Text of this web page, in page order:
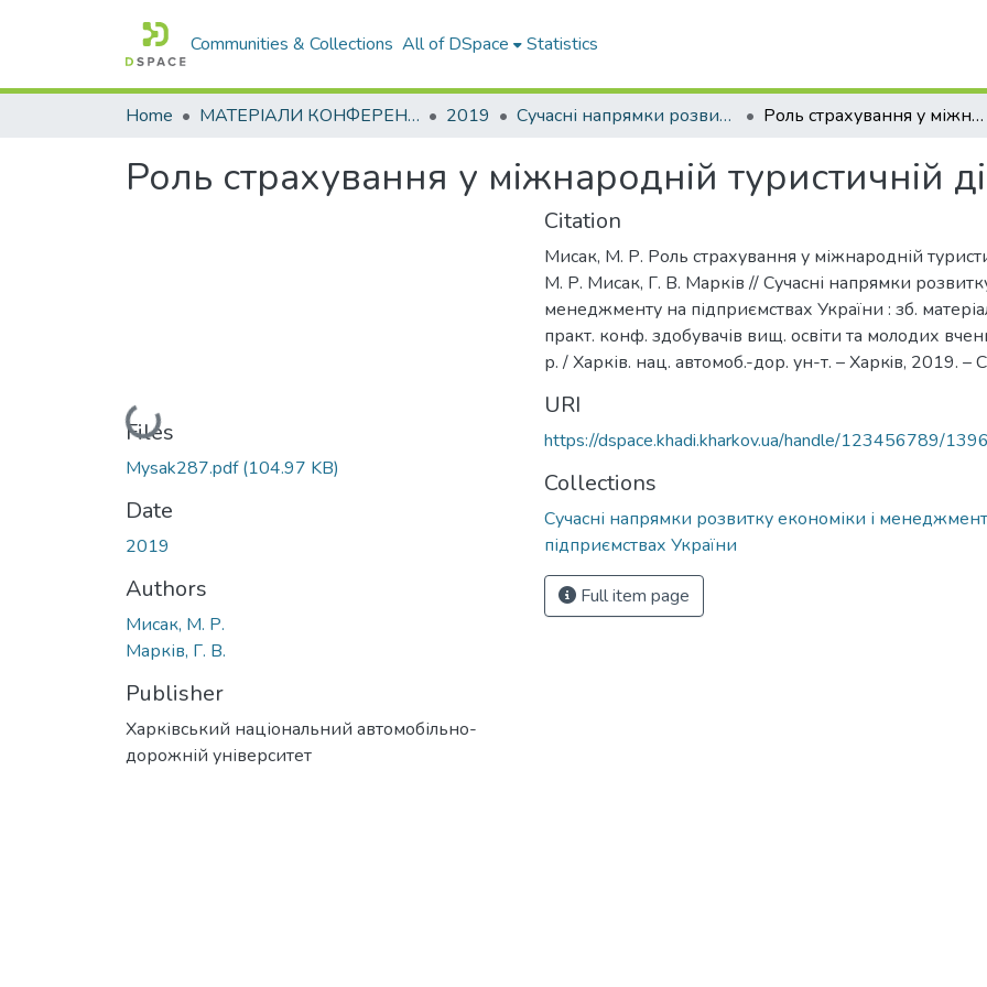
Communities & Collections All of DSpace Statistics
Home МАТЕРІАЛИ КОНФЕРЕНЦІЙ 2019 Сучасні напрямки розвитку економіки і менеджменту на підприємствах України Роль страхування у міжнародній туристичній діяльності
Роль страхування у міжнародній туристичній
Loading...
Files
Mysak287.pdf(104.97 KB)
Date
2019
Authors
Мисак, М. Р.
Марків, Г. В.
Publisher
Харківський національний автомобільно-
дорожній університет
Citation
Мисак, М. Р. Роль страхування у міжнародній
М. Р. Мисак, Г. В. Марків // Сучасні напрямки
менеджменту на підприємствах України : зб.
практ. конф. здобувачів вищ. освіти та молодих
р. / Харків. нац. автомоб.-дор. ун-т. – Харкiв, 2019. –
URI
https://dspace.khadi.kharkov.ua/handle/123456789/
Collections
Сучасні напрямки розвитку економіки і
підприємствах України
Full item page